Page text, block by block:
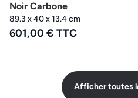
Noir Carbone
89.3 x 40 x 13.4 cm
601,00 € TTC
Afficher toutes